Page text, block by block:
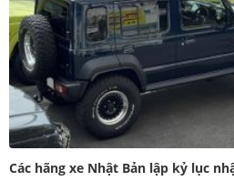
Các hãng xe Nhật Bản lập kỷ lục